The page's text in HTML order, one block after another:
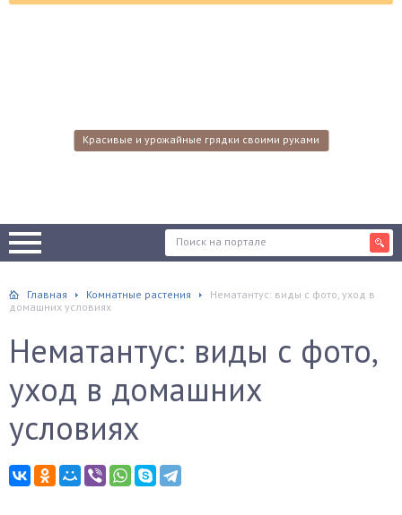
Красивые и урожайные грядки своими руками
Главная Комнатные растения
Нематантус: виды с фото, уход в
домашних условиях
Нематантус: виды с фото,
уход в домашних
условиях